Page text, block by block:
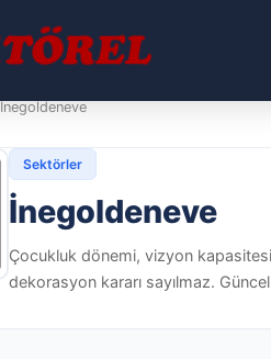
İnegoldeneve
Sektörler
İnegoldeneve
Çocukluk dönemi, vizyon
dekorasyon kararı sayılmaz.